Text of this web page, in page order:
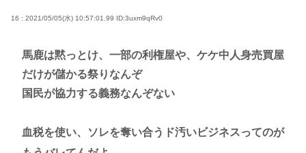
16 : 2021/05/05(水) 10:57:01.99 ID:3uxm9qRv0
馬鹿は黙っとけ、一部の利権屋や、ケケ中人身売買屋
だけが儲かる祭りなんぞ
国民が協力する義務なんぞない
血税を使い、ソレを奪い合うド汚いビジネスってのが